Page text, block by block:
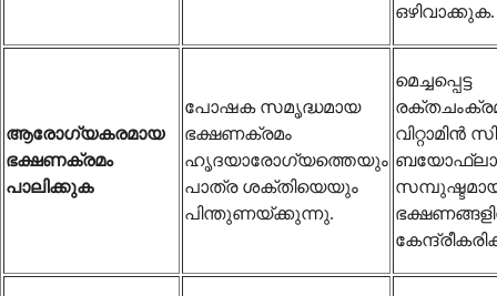
ഒഴിവാക്കുക.
ആരോഗ്യകരമായ
ഭക്ഷണക്രമം
പാലിക്കുക
പോഷക സമൃദ്ധമായ
ഭക്ഷണക്രമം
ഹൃദയാരോഗ്യത്തെയും
പാത്ര ശക്തിയെയും
പിന്തുണയ്ക്കുന്നു.
മെച്ചപ്പെട്ട
വിറ്റാമിൻ